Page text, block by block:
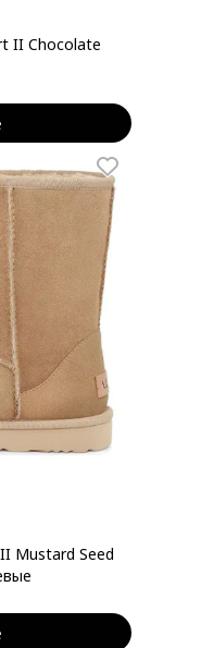
II Chocolate
Mustard Seed